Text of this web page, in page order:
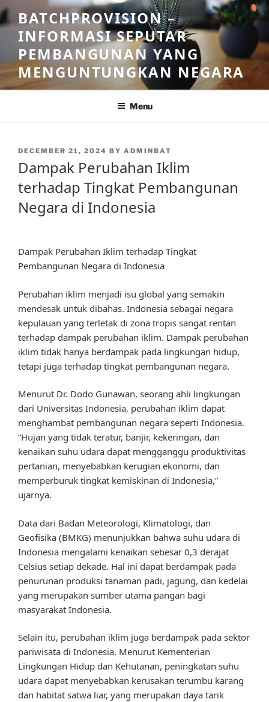
Skip
to
content
BATCHPROVISION –
INFORMASI SEPUTAR
PEMBANGUNAN YANG
MENGUNTUNGKAN NEGARA
Menu
POSTED
DECEMBER 21, 2024 BY ADMINBAT
Dampak Perubahan Iklim
terhadap Tingkat Pembangunan
Negara di Indonesia
Dampak Perubahan Iklim terhadap Tingkat
Pembangunan Negara di Indonesia
Perubahan iklim menjadi isu global yang semakin
mendesak untuk dibahas. Indonesia sebagai negara
kepulauan yang terletak di zona tropis sangat rentan
terhadap dampak perubahan iklim. Dampak perubahan
iklim tidak hanya berdampak pada lingkungan hidup,
tetapi juga terhadap tingkat pembangunan negara.
Menurut Dr. Dodo Gunawan, seorang ahli lingkungan
dari Universitas Indonesia, perubahan iklim dapat
menghambat pembangunan negara seperti Indonesia.
“Hujan yang tidak teratur, banjir, kekeringan, dan
kenaikan suhu udara dapat mengganggu produktivitas
pertanian, menyebabkan kerugian ekonomi, dan
memperburuk tingkat kemiskinan di Indonesia,”
ujarnya.
Data dari Badan Meteorologi, Klimatologi, dan
Geofisika (BMKG) menunjukkan bahwa suhu udara di
Indonesia mengalami kenaikan sebesar 0,3 derajat
Celsius setiap dekade. Hal ini dapat berdampak pada
penurunan produksi tanaman padi, jagung, dan kedelai
yang merupakan sumber utama pangan bagi
masyarakat Indonesia.
Selain itu, perubahan iklim juga berdampak pada sektor
pariwisata di Indonesia. Menurut Kementerian
Lingkungan Hidup dan Kehutanan, peningkatan suhu
udara dapat menyebabkan kerusakan terumbu karang
dan habitat satwa liar, yang merupakan daya tarik